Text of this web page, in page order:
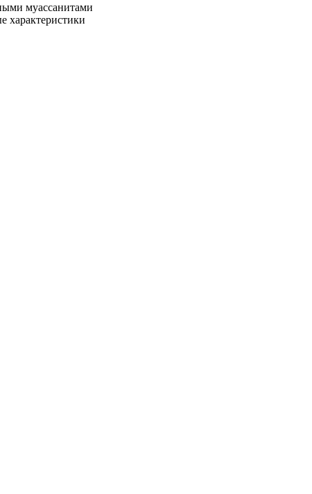
муассанитами
характеристики